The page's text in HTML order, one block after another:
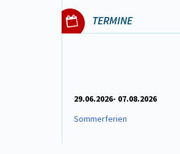
TERMINE
29.06.2026- 07.08.2026
Sommerferien